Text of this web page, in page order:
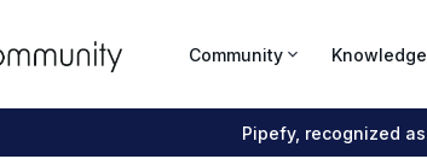
Community
Pipefy, recognized